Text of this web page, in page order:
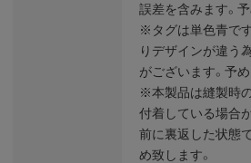
誤差を含みます。
※タグは単色青で
りデザインが違う
がございます。予
※本製品は縫製時
付着している場合
前に裏返した状態
め致します。